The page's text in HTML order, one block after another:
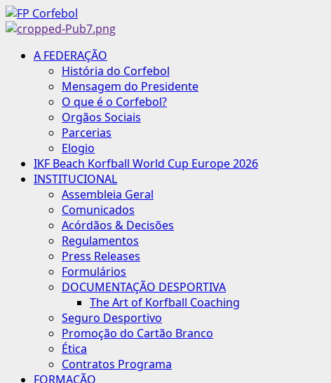
Avançar
para
conteúdo
Menu
principal
A FEDERAÇÃO
História do Corfebol
Mensagem do Presidente
O que é o Corfebol?
Orgãos Sociais
Parcerias
Elogio
IKF Beach Korfball World Cup Europe 2026
INSTITUCIONAL
Assembleia Geral
Comunicados
Acórdãos & Decisões
Regulamentos
Press Releases
Formulários
DOCUMENTAÇÃO DESPORTIVA
The Art of Korfball Coaching
Seguro Desportivo
Promoção do Cartão Branco
Ética
Contratos Programa
FORMAÇÃO